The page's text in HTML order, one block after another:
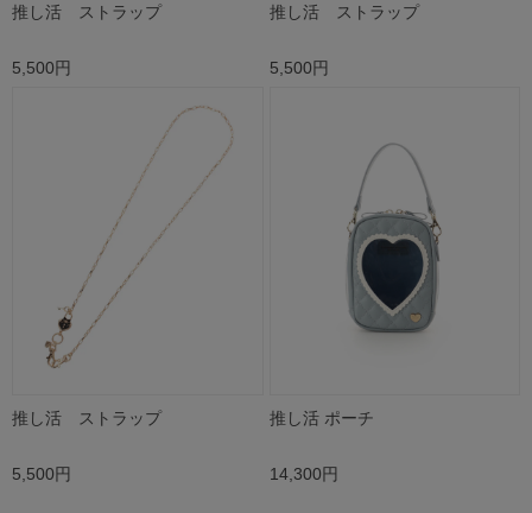
推し活 ストラップ
5,500円
推し活 ストラップ
5,500円
推し活 ストラップ
5,500円
推し活 ポーチ
14,300円